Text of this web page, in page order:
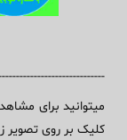
میتوانید برای
کلیک بر روی تصویر